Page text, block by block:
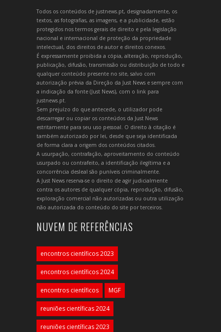
Todos os conteúdos de justnews.pt, designadamente, os
textos, as fotografias, as imagens, e a publicidade, estão
protegidos nos termos gerais de direito e pela legislação
nacional e internacional de proteção da propriedade
intelectual, dos direitos de autor e direitos conexos.
É expressamente proibida a cópia, alteração, reprodução,
publicação, difusão, transmissão ou distribuição de todo e
qualquer conteúdo presente no site, salvo com
autorização prévia da Direção da Just News e sempre com
a indicação da fonte (Just News), com o link para
justnews.pt.
Sem prejuízo do que antecede, o utilizador pode
descarregar ou copiar os conteúdos da Just News
estritamente para seu uso pessoal. O direito à citação é
também autorizado por lei, desde que seja identificada
de forma clara a origem dos conteúdos citados.
A usurpação, contrafação, aproveitamento do conteúdo
usurpado ou contrafeito, a identificação ilegítima e a
concorrência desleal são puníveis criminalmente.
A Just News reserva-se o direito de agir judicialmente
contra os autores de qualquer cópia, reprodução, difusão,
exploração comercial não autorizadas ou outra utilização
não autorizada do conteúdo do site por terceiros.
NUVEM DE REFERÊNCIAS
encontros científicos 2023
encontros científicos 2024
encontros científicos MGF
reuniões científicas 2024
reuniões científicas 2023